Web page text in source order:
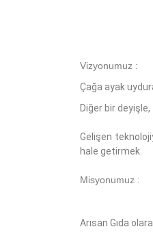
Vizyonumuz :
Çağa ayak
Diğer bir deyişle,
Gelişen
hale getirmek.
Misyonumuz :
Arısan Gıda